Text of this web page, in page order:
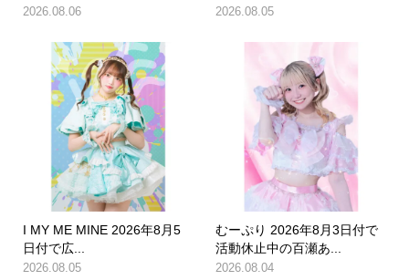
2026.08.06 2026.08.05
I MY ME MINE 2026年8月5
日付で広...
2026.08.05
むーぷり 2026年8月3日付で
活動休止中の百瀬あ...
2026.08.04